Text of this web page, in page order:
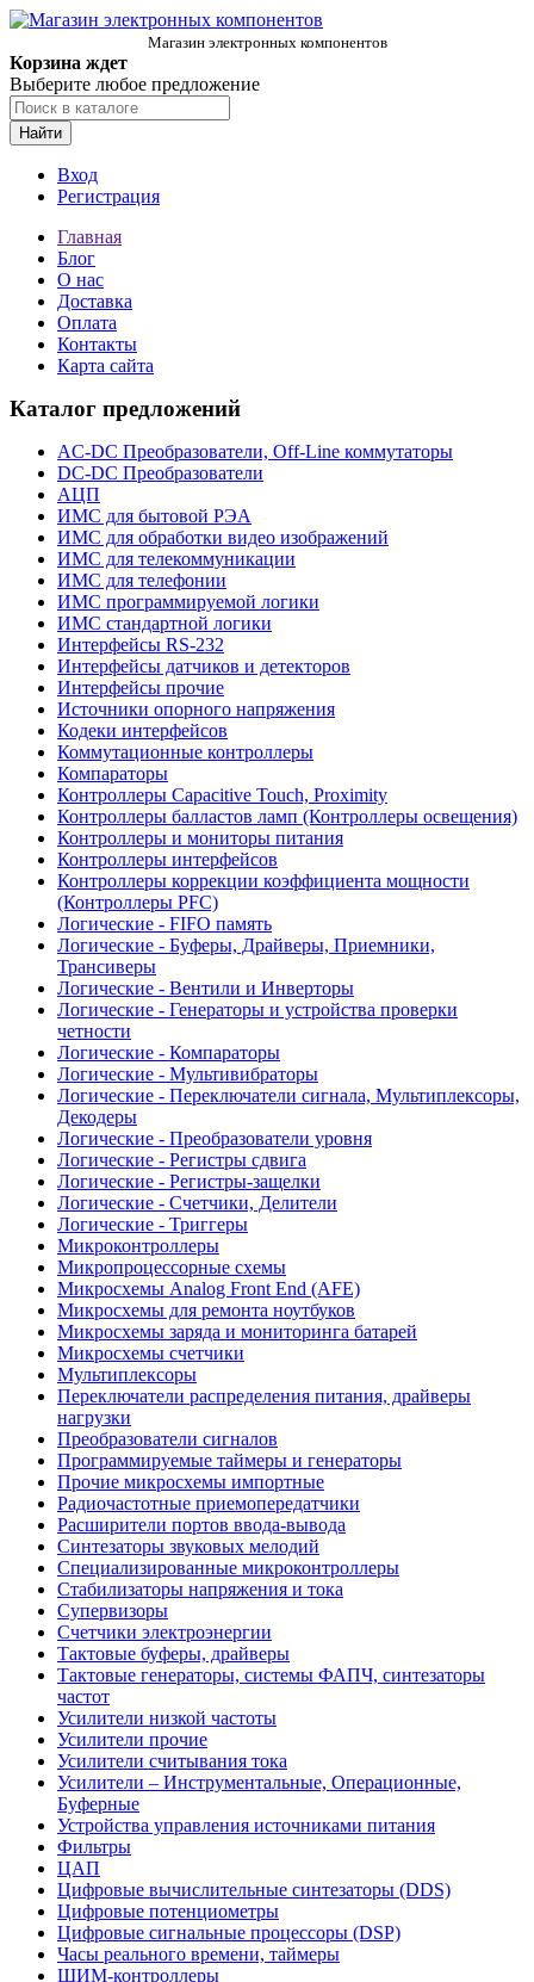
Магазин электронных компонентов
Корзина ждет
Выберите любое предложение
Найти
Вход
Регистрация
Главная
Блог
О нас
Доставка
Оплата
Контакты
Карта сайта
Каталог предложений
AC-DC Преобразователи, Off-Line коммутаторы
DC-DC Преобразователи
АЦП
ИМС для бытовой РЭА
ИМС для обработки видео изображений
ИМС для телекоммуникации
ИМС для телефонии
ИМС программируемой логики
ИМС стандартной логики
Интерфейсы RS-232
Интерфейсы датчиков и детекторов
Интерфейсы прочие
Источники опорного напряжения
Кодеки интерфейсов
Коммутационные контроллеры
Компараторы
Контроллеры Capacitive Touch, Proximity
Контроллеры балластов ламп (Контроллеры освещения)
Контроллеры и мониторы питания
Контроллеры интерфейсов
Контроллеры коррекции коэффициента мощности
(Контроллеры PFC)
Логические - FIFO память
Логические - Буферы, Драйверы, Приемники,
Трансиверы
Логические - Вентили и Инверторы
Логические - Генераторы и устройства проверки
четности
Логические - Компараторы
Логические - Мультивибраторы
Логические - Переключатели сигнала, Мультиплексоры,
Декодеры
Логические - Преобразователи уровня
Логические - Регистры сдвига
Логические - Регистры-защелки
Логические - Счетчики, Делители
Логические - Триггеры
Микроконтроллеры
Микропроцессорные схемы
Микросхемы Analog Front End (AFE)
Микросхемы для ремонта ноутбуков
Микросхемы заряда и мониторинга батарей
Микросхемы счетчики
Мультиплексоры
Переключатели распределения питания, драйверы
нагрузки
Преобразователи сигналов
Программируемые таймеры и генераторы
Прочие микросхемы импортные
Радиочастотные приемопередатчики
Расширители портов ввода-вывода
Синтезаторы звуковых мелодий
Специализированные микроконтроллеры
Стабилизаторы напряжения и тока
Супервизоры
Счетчики электроэнергии
Тактовые буферы, драйверы
Тактовые генераторы, системы ФАПЧ, синтезаторы
частот
Усилители низкой частоты
Усилители прочие
Усилители считывания тока
Усилители – Инструментальные, Операционные,
Буферные
Устройства управления источниками питания
Фильтры
ЦАП
Цифровые вычислительные синтезаторы (DDS)
Цифровые потенциометры
Цифровые сигнальные процессоры (DSP)
Часы реального времени, таймеры
ШИМ-контроллеры